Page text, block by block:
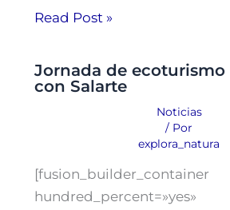
Read Post »
Jornada de ecoturismo
con Salarte
Noticias
/ Por
explora_natura
[fusion_builder_container
hundred_percent=»yes»